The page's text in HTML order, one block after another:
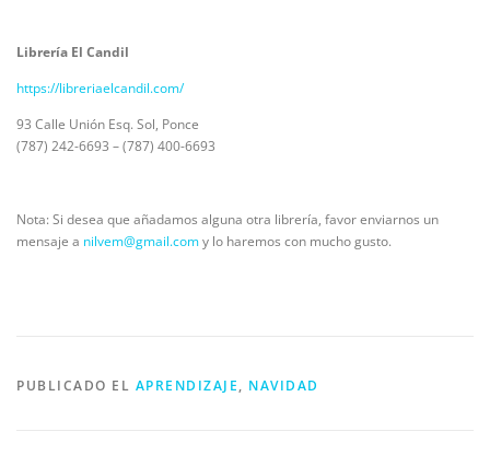
Librería El Candil
https://libreriaelcandil.com/
93 Calle Unión Esq. Sol, Ponce
(787) 242-6693 – (787) 400-6693
Nota: Si desea que añadamos alguna otra librería, favor enviarnos un
mensaje a nilvem@gmail.comy lo haremos con mucho gusto.
PUBLICADO EL APRENDIZAJE, NAVIDAD